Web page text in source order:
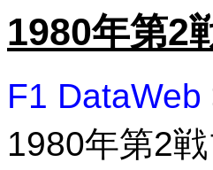
1980年第2
F1 DataWeb
1980年第2